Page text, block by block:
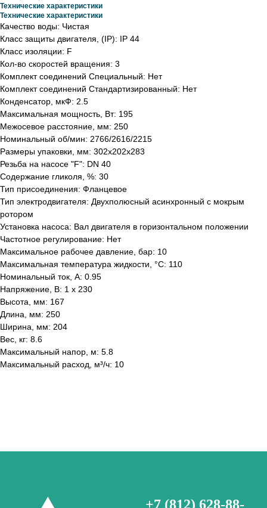
Технические характеристики
Технические характеристики
Качество воды: Чистая
Класс защиты двигателя, (IP): IP 44
Класс изоляции: F
Кол-во скоростей вращения: 3
Комплект соединений Специальный: Нет
Комплект соединений Стандартизированный: Нет
Конденсатор, мкФ: 2.5
Максимальная мощность, Вт: 195
Межосевое расстояние, мм: 250
Номинальный об/мин: 2766/2616/2215
Размеры упаковки, мм: 302x202x283
Резьба на насосе "F": DN 40
Содержание гликоля, %: 30
Тип присоединения: Фланцевое
Тип электродвигателя: Двухполюсный асинхронный с мокрым
ротором
Установка насоса: Вал двигателя в горизонтальном положении
Частотное регулирование: Нет
Максимальное рабочее давление, бар: 10
Максимальная температура жидкости, °С: 110
Номинальный ток, А: 0.95
Напряжение, В: 1 x 230
Высота, мм: 167
Длина, мм: 250
Ширина, мм: 204
Вес, кг: 8.6
Максимальный напор, м: 5.8
Максимальный расход, м³/ч: 10
+7 (812) 628-88-